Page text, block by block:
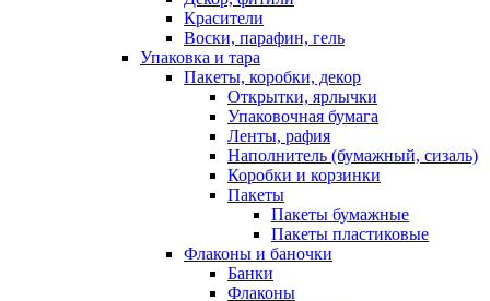
Красители
Воски, парафин, гель
Упаковка и тара
Пакеты, коробки, декор
Открытки, ярлычки
Упаковочная бумага
Ленты, рафия
Наполнитель (бумажный, сизаль)
Коробки и корзинки
Пакеты
Пакеты бумажные
Пакеты пластиковые
Флаконы и баночки
Банки
Флаконы